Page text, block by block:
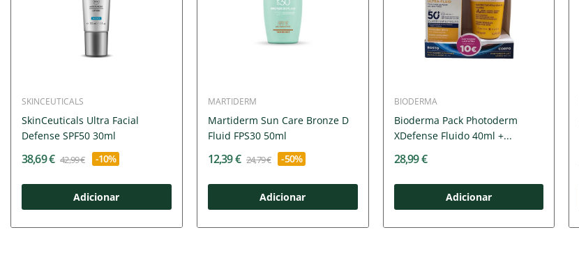
SKINCEUTICALS
SkinCeuticals Ultra Facial
Defense SPF50 30ml
38,69 € 42,99 € -10%
Adicionar
MARTIDERM
Martiderm Sun Care Bronze D
Fluid FPS30 50ml
12,39 € 24,79 € -50%
Adicionar
BIODERMA
Bioderma Pack Photoderm
XDefense Fluido 40ml +...
28,99 €
Adicionar